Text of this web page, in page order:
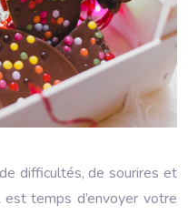
difficultés, de sourires et
temps d’envoyer votre